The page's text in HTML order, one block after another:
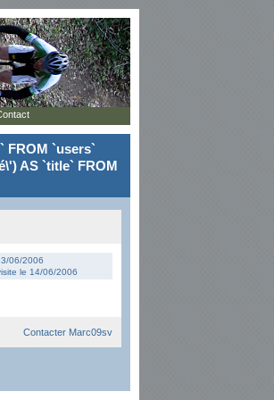
FROM `users`
AS `title` FROM
06/2006
le 14/06/2006
Contacter Marc09sv